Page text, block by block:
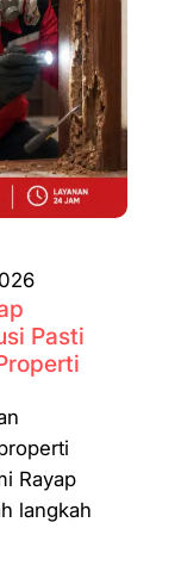
Pasti
Rayap
langkah